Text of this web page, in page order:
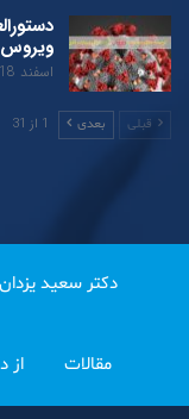
ویروس
اسفند 18, 1398
قبلی بعدی 1 از 31
دکتر سعید
مقالات از